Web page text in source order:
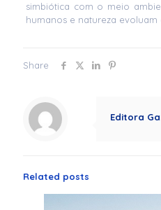
simbiótica com o meio
humanos e natureza evoluam
Share
Editora
Related posts